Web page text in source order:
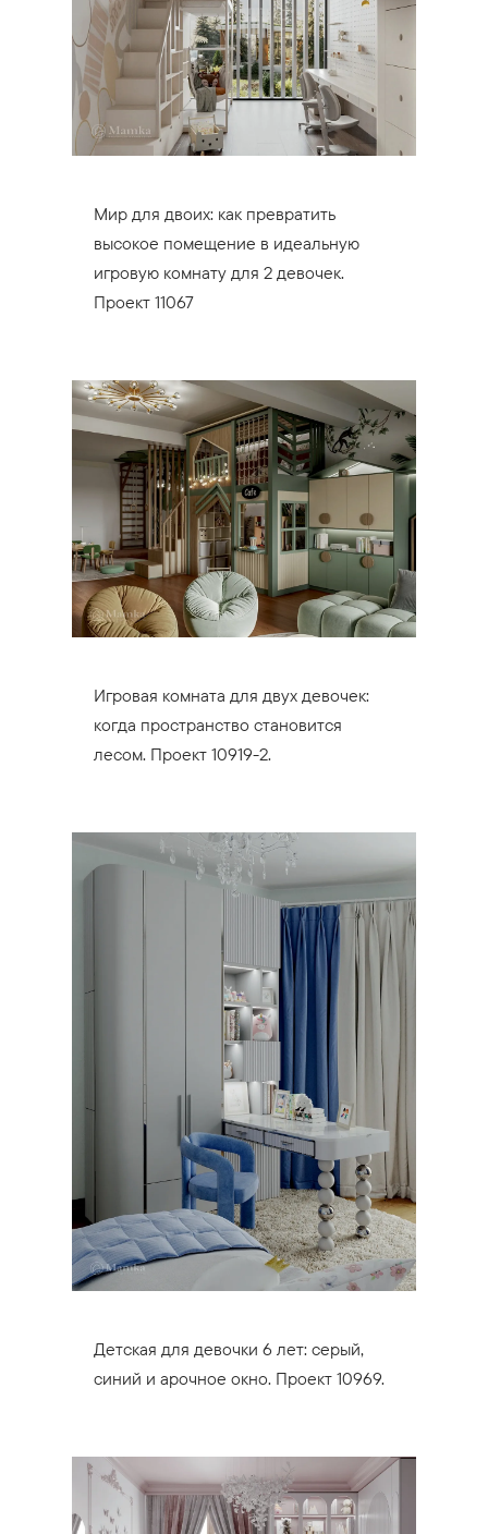
Мир для двоих: как превратить
высокое помещение в идеальную
игровую комнату для 2 девочек.
Проект 11067
Игровая комната для двух девочек:
когда пространство становится
лесом. Проект 10919-2.
Детская для девочки 6 лет: серый,
синий и арочное окно. Проект 10969.